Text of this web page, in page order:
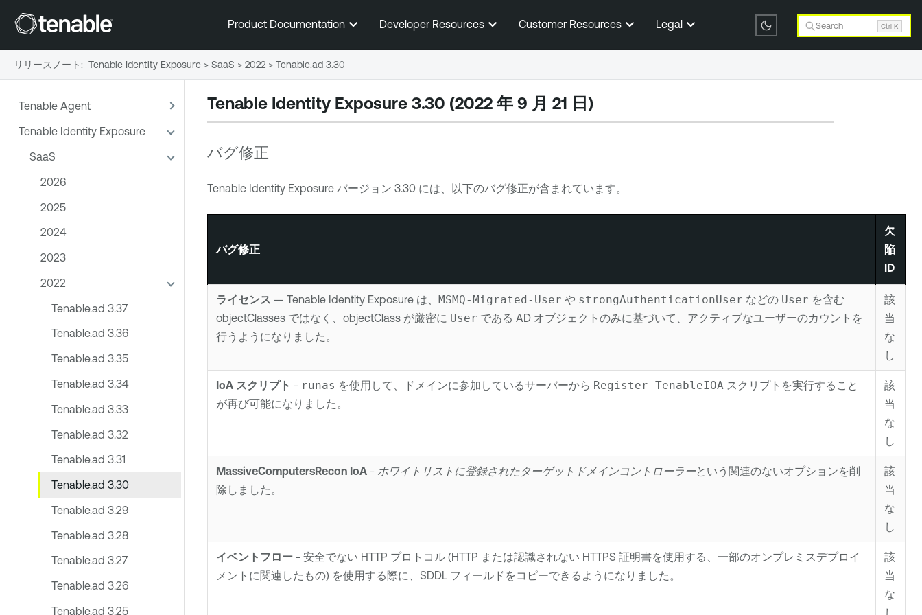
メインコンテンツに移動する
Product Documentation Developer Resources Customer Resources Legal Search Ctrl K
Tenable Agent
Tenable Identity Exposure
SaaS
2026
2025
2024
2023
2022
Tenable.ad 3.37
Tenable.ad 3.36
Tenable.ad 3.35
Tenable.ad 3.34
Tenable.ad 3.33
Tenable.ad 3.32
Tenable.ad 3.31
Tenable.ad 3.30
Tenable.ad 3.29
Tenable.ad 3.28
Tenable.ad 3.27
Tenable.ad 3.26
Tenable.ad 3.25
Tenable Identity Exposure3.30 (2022 年 9 月 21 日)
バグ修正
Tenable Identity Exposureバージョン 3.30 には、以下のバグ修正が含まれています。
バグ修正
欠
陥
ID
ライセンス — Tenable Identity Exposureは、 MSMQ-Migrated-User や strongAuthenticationUser などの User を含む
objectClasses ではなく、objectClass が厳密に User である AD オブジェクトのみに基づいて、アクティブなユーザーのカウントを
行うようになりました。
該
当
な
し
IoA スクリプト - runas を使用して、ドメインに参加しているサーバーから Register-TenableIOA スクリプトを実行すること
が再び可能になりました。
該
当
な
し
MassiveComputersRecon IoA- ホワイトリストに登録されたターゲットドメインコントローラーという関連のないオプションを削
除しました。
該
当
な
し
イベントフロー- 安全でない HTTP プロトコル (HTTP または認識されない HTTPS 証明書を使用する、一部のオンプレミスデプロイ
メントに関連したもの) を使用する際に、SDDL フィールドをコピーできるようになりました。
該
当
な
し
リリースノート: Tenable Identity Exposure > SaaS > 2022 > Tenable.ad 3.30